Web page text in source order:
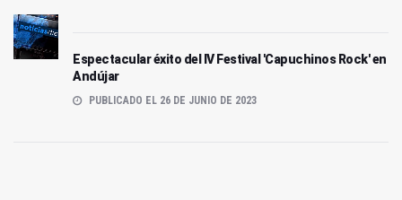
Espectacular éxito del IV Festival 'Capuchinos Rock' en
Andújar
PUBLICADO EL 26 DE JUNIO DE 2023